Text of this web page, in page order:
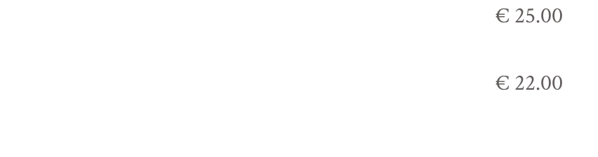
€ 25.00
€ 22.00